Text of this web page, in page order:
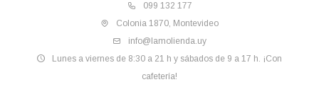
099 132 177
Colonia 1870, Montevideo
info@lamolienda.uy
Lunes a viernes de 8:30 a 21 h y sábados de 9 a 17 h. ¡Con
cafetería!